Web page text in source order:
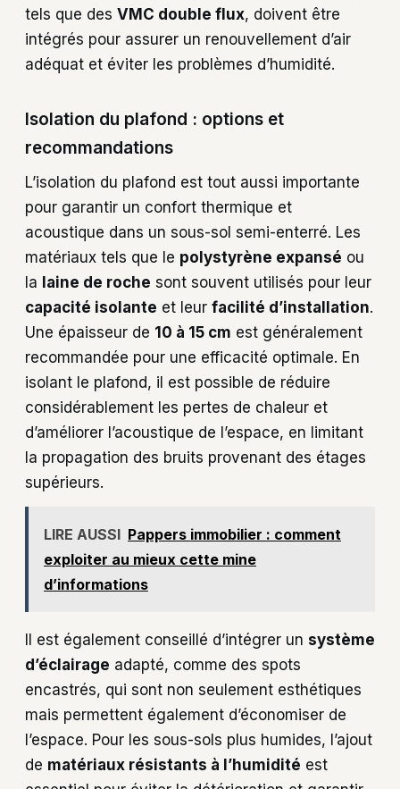
tels que des VMC double flux, doivent être
intégrés pour assurer un renouvellement d’air
adéquat et éviter les problèmes d’humidité.
Isolation du plafond : options et
recommandations
L’isolation du plafond est tout aussi importante
pour garantir un confort thermique et
acoustique dans un sous-sol semi-enterré. Les
matériaux tels que le polystyrène expansé ou
la laine de roche sont souvent utilisés pour leur
capacité isolante et leur facilité d’installation.
Une épaisseur de 10 à 15 cm est généralement
recommandée pour une efficacité optimale. En
isolant le plafond, il est possible de réduire
considérablement les pertes de chaleur et
d’améliorer l’acoustique de l’espace, en limitant
la propagation des bruits provenant des étages
supérieurs.
LIRE AUSSI Pappers immobilier : comment
exploiter au mieux cette mine
d’informations
Il est également conseillé d’intégrer un système
d’éclairage adapté, comme des spots
encastrés, qui sont non seulement esthétiques
mais permettent également d’économiser de
l’espace. Pour les sous-sols plus humides, l’ajout
de matériaux résistants à l’humidité est